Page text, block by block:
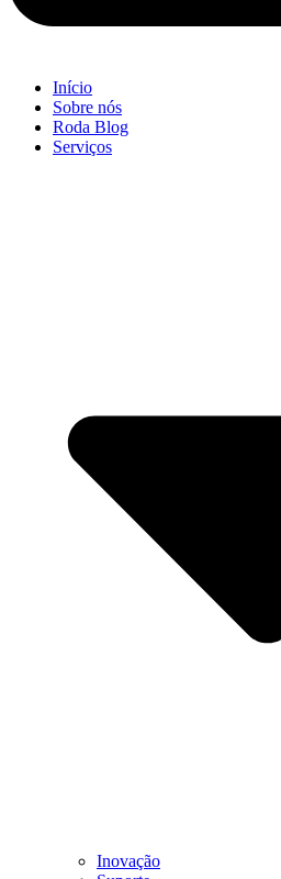
Início
Sobre nós
Roda Blog
Serviços
Inovação